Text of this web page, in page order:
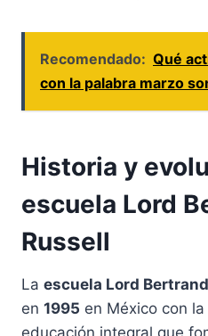
Recomendado: Qué
con la palabra marzo
Historia y
escuela Lord
Russell
La escuela Lord
en 1995 en México con